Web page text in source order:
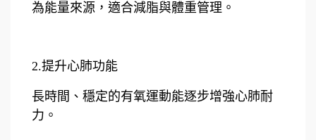
為能量來源，適合減脂與體重管理。
2.提升心肺功能
長時間、穩定的有氧運動能逐步增強心肺耐
力。